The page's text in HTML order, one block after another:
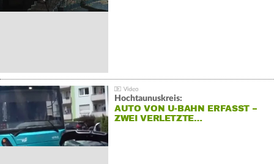
Hochtaunuskreis:
AUTO VON U-BAHN ERFASST –
ZWEI VERLETZTE…